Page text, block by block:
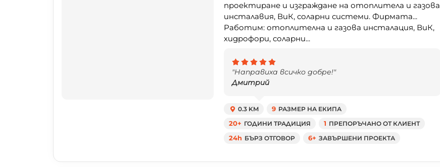
проектиране и изграждане на отоплитела и газова
инсталавия, ВиК, соларни системи. Фирмата...
Работим: отоплителна и газова инсталация, ВиК,
хидрофори, соларни...
"Направиха всичко добре!"
Дмитрий
0.3 KM 9 РАЗМЕР НА ЕКИПА
20+ ГОДИНИ ТРАДИЦИЯ 1 ПРЕПОРЪЧАНО ОТ КЛИЕНТ
24h БЪРЗ ОТГОВОР 6+ ЗАВЪРШЕНИ ПРОЕКТА